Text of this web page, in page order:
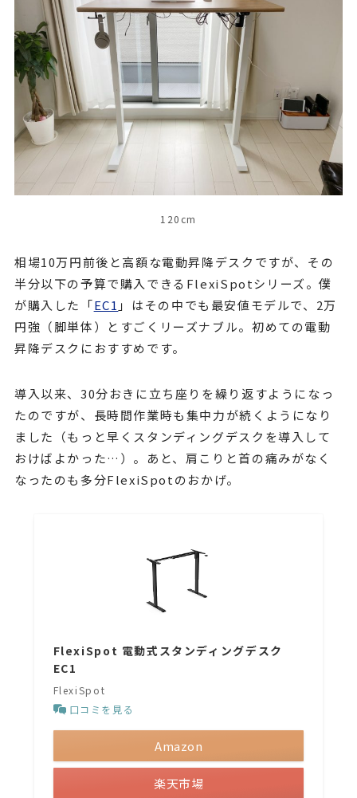
120cm
相場10万円前後と高額な電動昇降デスクですが、その
半分以下の予算で購入できるFlexiSpotシリーズ。僕
が購入した「EC1 」はその中でも最安値モデルで、2万
円強（脚単体）とすごくリーズナブル。初めての電動
昇降デスクにおすすめです。
導入以来、30分おきに立ち座りを繰り返すようになっ
たのですが、長時間作業時も集中力が続くようになり
ました（もっと早くスタンディングデスクを導入して
おけばよかった…）。あと、肩こりと首の痛みがなく
なったのも多分FlexiSpotのおかげ。
FlexiSpot 電動式スタンディングデスク
EC1
FlexiSpot
口コミを見る
Amazon
楽天市場